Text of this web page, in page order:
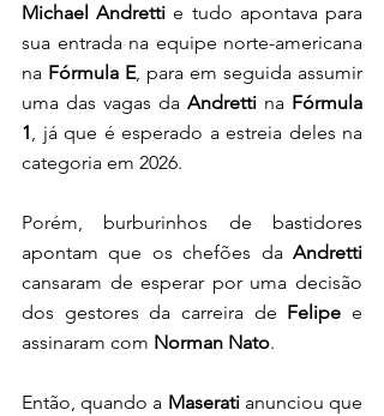
Michael Andretti e tudo apontava para
sua entrada na equipe norte-americana
na Fórmula E, para em seguida assumir
uma das vagas da Andretti na Fórmula
1, já que é esperado a estreia deles na
categoria em 2026.
Porém, burburinhos de bastidores
apontam que os chefões da Andretti
cansaram de esperar por uma decisão
dos gestores da carreira de Felipe e
assinaram com Norman Nato.
Então, quando a Maserati